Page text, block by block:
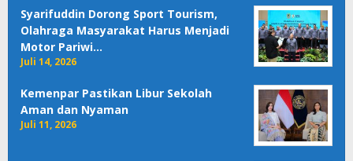
Syarifuddin Dorong Sport Tourism,
Olahraga Masyarakat Harus Menjadi
Motor Pariwi…
Juli 14, 2026
Kemenpar Pastikan Libur Sekolah
Aman dan Nyaman
Juli 11, 2026